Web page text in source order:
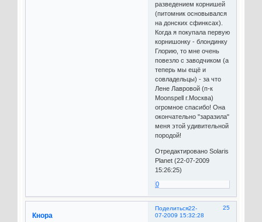
разведением корнишей
(питомник основывался
на донских сфинксах).
Когда я покупала первую
корнишонку - блондинку
Глорию, то мне очень
повезло с заводчиком (а
теперь мы ещё и
совладельцы) - за что
Лене Лавровой (п-к
Moonspell г.Москва)
огромное спасибо! Она
окончательно "заразила"
меня этой удивительной
породой!
Отредактировано Solaris
Planet (22-07-2009
15:26:25)
0
Поделиться 25
22-
07-2009 15:32:28
Кнора